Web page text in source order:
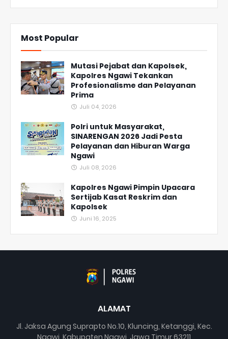
Most Popular
Mutasi Pejabat dan Kapolsek,
Kapolres Ngawi Tekankan
Profesionalisme dan Pelayanan
Prima
Juli 04, 2026
Polri untuk Masyarakat,
SINARENGAN 2026 Jadi Pesta
Pelayanan dan Hiburan Warga
Ngawi
Juli 08, 2026
Kapolres Ngawi Pimpin Upacara
Sertijab Kasat Reskrim dan
Kapolsek
Juni 16, 2025
ALAMAT
Jl. Jaksa Agung Suprapto No.10, Kluncing, Ketanggi, Kec.